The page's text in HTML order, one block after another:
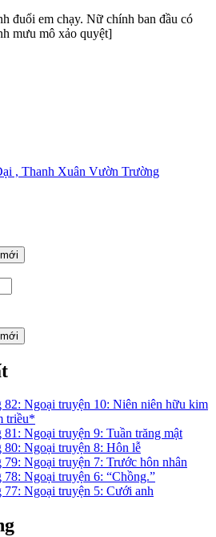
đuổi em chạy. Nữ chính ban đầu có
mưu mô xảo quyệt]
, Thanh Xuân Vườn Trường
Ngoại truyện 10: Niên niên hữu kim
triều*
Ngoại truyện 9: Tuần trăng mật
Ngoại truyện 8: Hôn lễ
Ngoại truyện 7: Trước hôn nhân
Ngoại truyện 6: “Chồng.”
Ngoại truyện 5: Cưới anh